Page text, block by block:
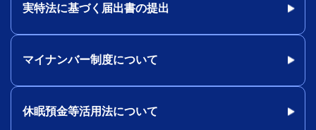
実特法に基づく届出書の提出
マイナンバー制度について
休眠預金等活用法について